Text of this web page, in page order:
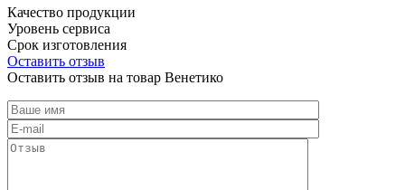
Качество продукции
Уровень сервиса
Срок изготовления
Оставить отзыв
Оставить отзыв на товар Венетико